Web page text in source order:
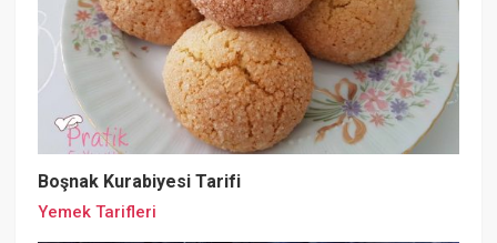
Boşnak Kurabiyesi Tarifi
Yemek Tarifleri